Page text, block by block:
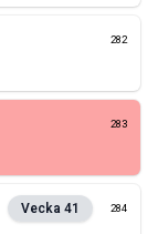
282
283
Vecka41 284